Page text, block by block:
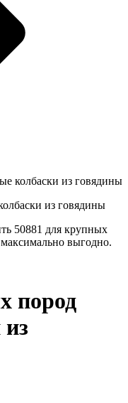
колбаски из говядины
50881 для крупных
выгодно.
пород